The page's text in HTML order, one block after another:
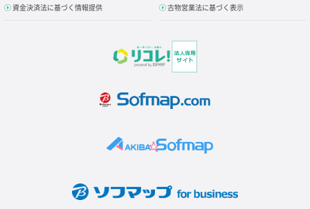
資金決済法に基づく情報提供 古物営業法に基づく表示